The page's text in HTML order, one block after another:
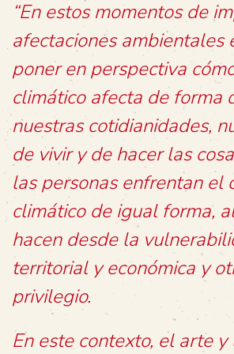
“En estos momentos de
afectaciones ambientales
poner en perspectiva
climático afecta de forma
nuestras cotidianidades,
de vivir y de hacer las
las personas enfrentan el
climático de igual forma,
hacen desde la
territorial y económica y
privilegio.
En este contexto, el arte